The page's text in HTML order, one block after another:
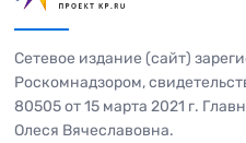
Сетевое издание (сайт)
Роскомнадзором,
80505 от 15 марта 2021 г.
Олеся Вячеславовна.